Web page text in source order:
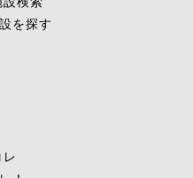
を探す